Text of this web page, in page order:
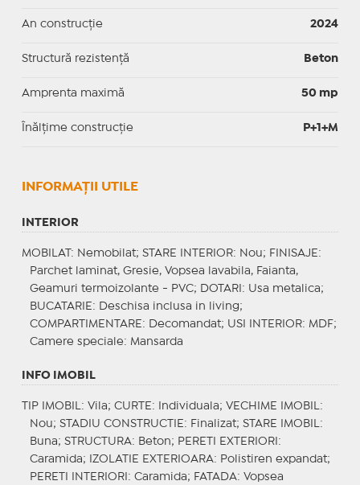
An construcție 2024
Structură rezistență Beton
Amprenta maximă 50 mp
Înălțime construcție P+1+M
INFORMAŢII UTILE
INTERIOR
MOBILAT : Nemobilat; STARE INTERIOR: Nou; FINISAJE :
Parchet laminat, Gresie, Vopsea lavabila, Faianta,
Geamuri termoizolante - PVC;
DOTARI : Usa metalica;
BUCATARIE : Deschisa inclusa in living;
COMPARTIMENTARE : Decomandat; USI INTERIOR: MDF;
Camere speciale: Mansarda
INFO IMOBIL
TIP IMOBIL : Vila; CURTE : Individuala; VECHIME IMOBIL :
Nou; STADIU CONSTRUCTIE : Finalizat; STARE IMOBIL :
Buna; STRUCTURA: Beton; PERETI EXTERIORI :
Caramida;
IZOLATIE EXTERIOARA: Polistiren expandat;
PERETI INTERIORI : Caramida; FATADA: Vopsea